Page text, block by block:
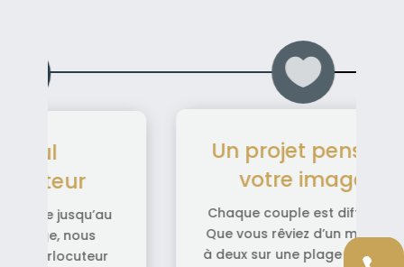
Des destinations
'Signature'
Nous ne proposons pas des
centaines de destinations.
Nous privilégions des lieux